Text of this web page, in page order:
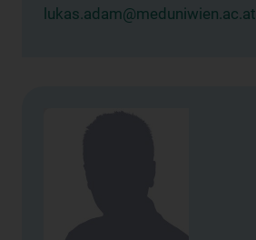
lukas.adam@meduniwien.ac.at